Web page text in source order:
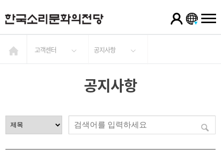
고객센터 공지사항
공지사항